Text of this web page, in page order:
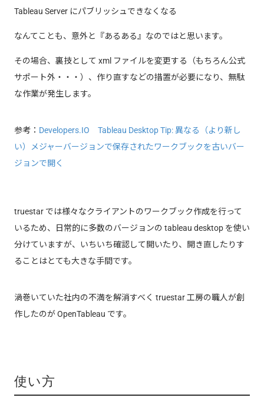
Tableau Server にパブリッシュできなくなる
なんてことも、意外と『あるある』なのではと思います。
その場合、裏技として xml ファイルを変更する（もちろん公式
サポート外・・・）、作り直すなどの措置が必要になり、無駄
な作業が発生します。
参考： Developers.IO Tableau Desktop Tip: 異なる（より新し
い）メジャーバージョンで保存されたワークブックを古いバー
ジョンで開く
truestar では様々なクライアントのワークブック作成を行って
いるため、日常的に多数のバージョンの tableau desktop を使い
分けていますが、いちいち確認して開いたり、開き直したりす
ることはとても大きな手間です。
渦巻いていた社内の不満を解消すべく truestar 工房の職人が創
作したのが OpenTableau です。
使い方